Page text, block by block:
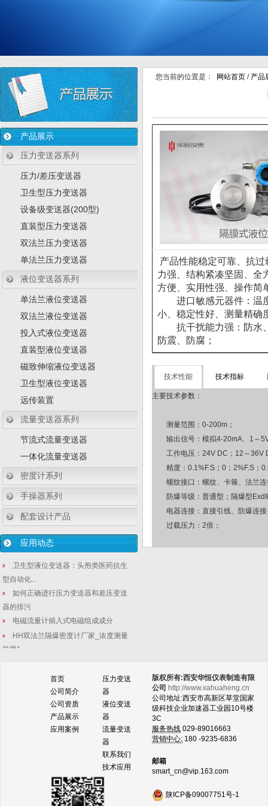
产品展示
压力变送器系列
压力/差压变送器
卫生型压力变送器
设备级变送器(200型)
直装型压力变送器
双法兰压力变送器
单法兰压力变送器
液位变送器系列
单法兰液位变送器
双法兰液位变送器
投入式液位变送器
直装型液位变送器
磁致伸缩液位变送器
卫生型液位变送器
远传装置
流量变送器系列
节流式流量变送器
一体化流量变送器
密度计系列
手操器系列
配套设计产品
应用动态
卫生型液位变送器：头孢类医药抗生
型自动化...
如何正确进行压力变送器和差压变送
器的排污
电磁流量计插入式电磁组成成分
HH双法兰隔爆密度计厂家_浓度测量
装置1...
压力变送器经常在哪些化工行业使用
当使用平膜压力变送器时出现以下误
3151/3051带显示液位变送器_工控...
3151数显单法兰液位变送器故障分析
压力变送器在输油管道的压力测量使
您当前的位置是： 网站首页 / 产品
产品性能稳定可靠、抗过
力强、结构紧凑坚固、全
方便、实用性强、操作简
进口敏感元器件：温
小、稳定性好、测量精确
抗干扰能力强：防水
防震、防腐；
技术性能 技术指标
主要技术参数：
测量范围：0-200m；
输出信号：模拟4-20mA、1～5V
工作电压：24V DC；12～36V
精度：0.1%F.S；0；2%F.S；
螺纹接口：螺纹、卡箍、法兰连
防爆等级：普通型；隔爆型
电器连接：直接引线、防爆连接
过载压力：2倍；
首页
公司简介
公司资质
产品展示
应用案例
压力变送
器
液位变送
器
流量变送
器
联系我们
技术应用
版权所有:西安华恒仪表制造有限
公司 http://www.xahuaheng.cn
公司地址:西安市高新区草堂国家
级科技企业加速器工业园10号楼
3C
服务热线 029-89016663
营销中心: 180 -9235-6836
邮箱
smart_cn@vip.163.com
陕ICP备09007751号-1